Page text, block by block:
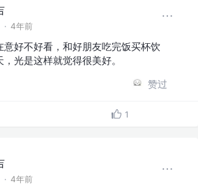
· 4年前
意好不好看，和好朋友吃完饭买杯饮
光是这样就觉得很美好。
赞过
1
· 4年前